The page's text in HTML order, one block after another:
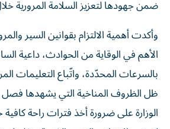
ضمن جهودها لتعزيز السلامة المرورية
وأكدت أهمية الالتزام بقوانين السير
الأهم في الوقاية من الحوادث، داعية
بالسرعات المحدّدة، واتّباع التعليمات
ظل الظروف المناخية التي يشهدها
الوزارة على ضرورة أخذ فترات راحة كافية